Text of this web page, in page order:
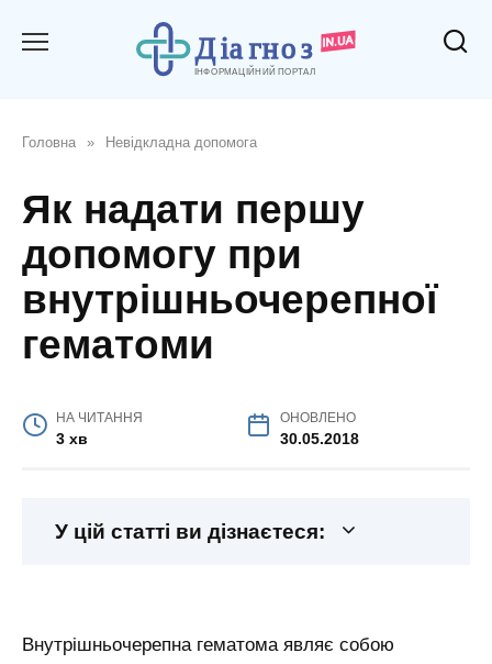
Головна » Невідкладна допомога
Як надати першу
допомогу при
внутрішньочерепної
гематоми
НА ЧИТАННЯ
3 хв
ОНОВЛЕНО
30.05.2018
У цій статті ви дізнаєтеся:
Внутрішньочерепна гематома являє собою